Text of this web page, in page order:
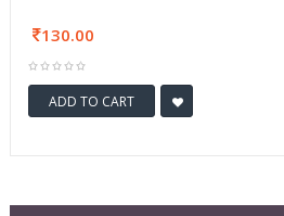
130.00
ADD TO CART